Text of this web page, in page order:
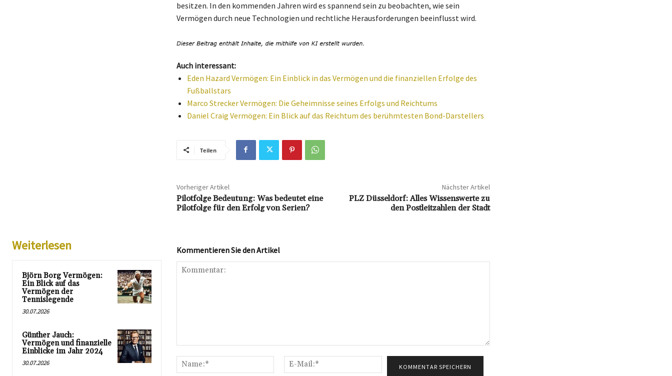
besitzen. In den kommenden Jahren wird es spannend sein zu beobachten, wie sein
Vermögen durch neue Technologien und rechtliche Herausforderungen beeinflusst wird.
Auch interessant:
Eden Hazard Vermögen: Ein Einblick in das Vermögen und die finanziellen Erfolge des
Fußballstars
Marco Strecker Vermögen: Die Geheimnisse seines Erfolgs und Reichtums
Daniel Craig Vermögen: Ein Blick auf das Reichtum des berühmtesten Bond-Darstellers
Teilen
Vorheriger Artikel
Pilotfolge Bedeutung: Was bedeutet eine
Pilotfolge für den Erfolg von Serien?
Nächster Artikel
PLZ Düsseldorf: Alles Wissenswerte zu
den Postleitzahlen der Stadt
Weiterlesen
Björn Borg Vermögen:
Ein Blick auf das
Vermögen der
Tennislegende
30.07.2026
Günther Jauch:
Vermögen und finanzielle
Einblicke im Jahr 2024
30.07.2026
Kommentieren Sie den Artikel
Name:*
Mail:*